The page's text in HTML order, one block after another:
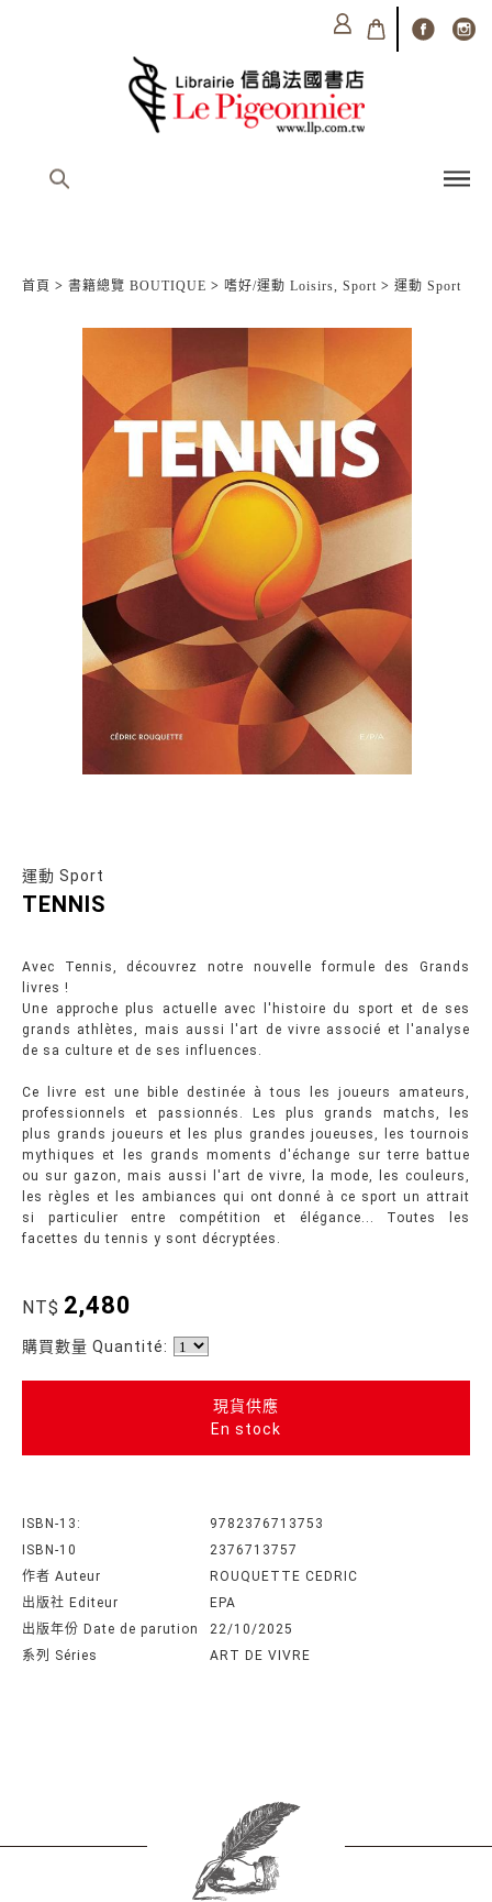
首頁 > 書籍總覽 BOUTIQUE > 嗜好/運動 Loisirs, Sport > 運動 Sport
運動 Sport
TENNIS
Avec Tennis, découvrez notre nouvelle formule des Grands
livres !
Une approche plus actuelle avec l'histoire du sport et de ses
grands athlètes, mais aussi l'art de vivre associé et l'analyse
de sa culture et de ses influences.
Ce livre est une bible destinée à tous les joueurs amateurs,
professionnels et passionnés. Les plus grands matchs, les
plus grands joueurs et les plus grandes joueuses, les tournois
mythiques et les grands moments d'échange sur terre battue
ou sur gazon, mais aussi l'art de vivre, la mode, les couleurs,
les règles et les ambiances qui ont donné à ce sport un attrait
si particulier entre compétition et élégance... Toutes les
facettes du tennis y sont décryptées.
NT$ 2,480
購買數量 Quantité:
現貨供應
En stock
ISBN-13:
9782376713753
ISBN-10
2376713757
作者 Auteur
ROUQUETTE CEDRIC
出版社 Editeur
EPA
出版年份 Date de parution
22/10/2025
系列 Séries
ART DE VIVRE